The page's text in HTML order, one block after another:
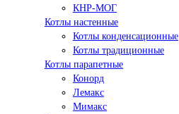
КНР-МОГ
Котлы настенные
Котлы конденсационные
Котлы традиционные
Котлы парапетные
Конорд
Лемакс
Мимакс